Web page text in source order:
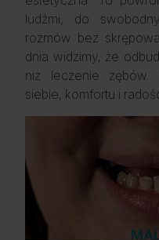
ludźmi, do
rozmów bez
dnia widzimy, że
niż leczenie zębów.
siebie, komfortu i